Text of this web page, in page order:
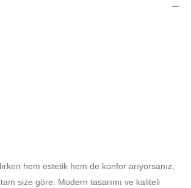
hem estetik hem de konfor arıyorsanız,
size göre. Modern tasarımı ve kaliteli